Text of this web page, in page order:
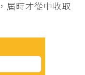
屆時才從中收取